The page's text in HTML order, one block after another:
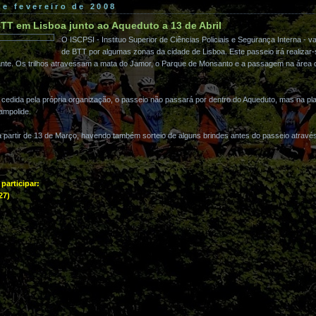
fevereiro de 2008
em Lisboa junto ao Aqueduto a 13 de Abril
O ISCPSI - Instituo Superior de Ciências Policiais e Segurança Interna -
de BTT por algumas zonas da cidade de Lisboa. Este passeio irá
Os trilhos atravessam a mata do Jamor, o Parque de Monsanto e a passagem na área
pela própria organização, o passeio não passará por dentro do Aqueduto, mas na
de 13 de Março, havendo também sorteio de alguns brindes antes do passeio
participar: